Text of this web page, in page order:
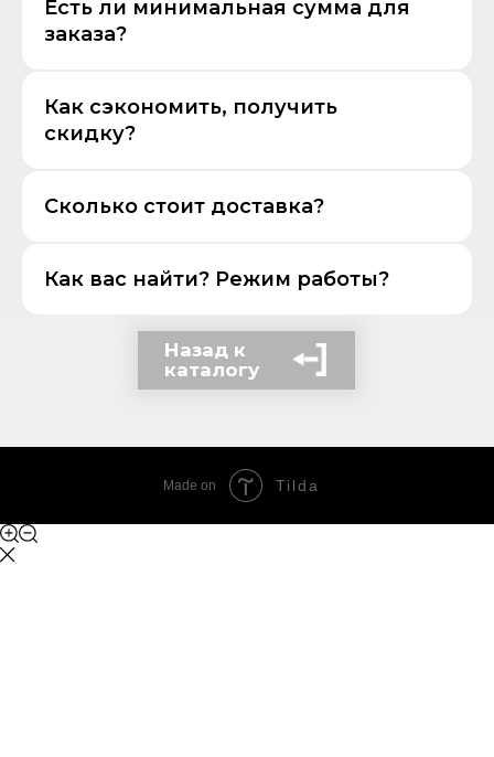
Есть ли минимальная сумма для
заказа?
Как сэкономить, получить
скидку?
Сколько стоит доставка?
Как вас найти? Режим работы?
Назад к
каталогу
Made on Tilda